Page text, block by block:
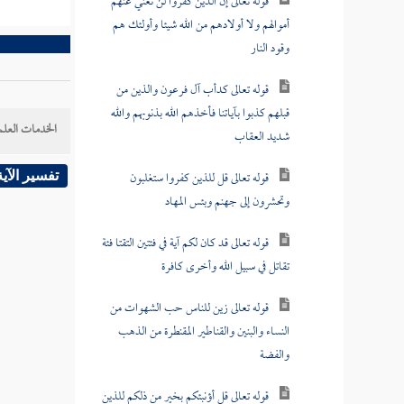
أموالهم ولا أولادهم من الله شيئا وأولئك هم
وقود النار
قوله تعالى كدأب آل فرعون والذين من
قبلهم كذبوا بآياتنا فأخذهم الله بذنوبهم والله
شديد العقاب
قوله تعالى قل للذين كفروا ستغلبون
وتحشرون إلى جهنم وبئس المهاد
قوله تعالى قد كان لكم آية في فئتين التقتا فئة
تقاتل في سبيل الله وأخرى كافرة
قوله تعالى زين للناس حب الشهوات من
النساء والبنين والقناطير المقنطرة من الذهب
والفضة
قوله تعالى قل أؤنبئكم بخير من ذلكم للذين
الخدمات
تفسير